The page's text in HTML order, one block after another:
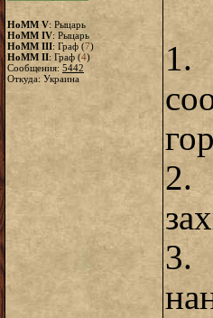
HoMM V: Рыцарь
HoMM IV: Рыцарь
HoMM III: Граф (7)
HoMM II: Граф (4)
Сообщения: 5442
Откуда: Украина
1.
2.
3.